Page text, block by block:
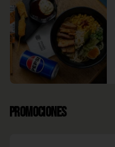
Promociones